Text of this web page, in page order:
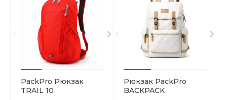
PackPro Рюкзак
TRAIL 10
Рюкзак PackPro
BACKPACK